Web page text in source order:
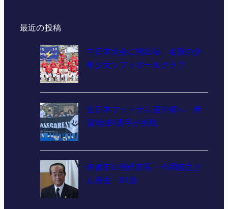
最近の投稿
中日本大会に初出場 名張の少
年少女ソフトボールクラブ
全日本フットサル選手権へ 伊
賀地域4選手が挑戦
伊賀市の初代市長・今岡睦之さ
ん死去 87歳